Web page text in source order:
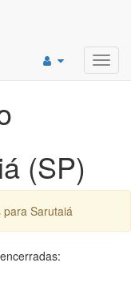
(SP)
Sarutaiá